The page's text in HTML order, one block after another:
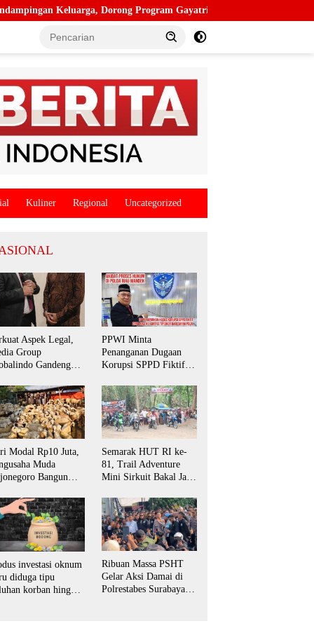
Dorong Program Gayatri dan Tekan Angka Anak Tidak Sekolah
Kuliner Regional Uncategorized
Aspek Legal,
Group
Gandeng
Biro Surabaya
PPWI Minta
Penanganan Dugaan
Korupsi SPPD Fiktif
Alih Aparat Penegak
Hukum Pusat
Modal Rp10 Juta,
Muda
Bangun
Pasar Jawa
Semarak HUT RI ke-
81, Trail Adventure
Mini Sirkuit Bakal Jaya
Otomotif di
Bojonegoro
investasi oknum
diduga tipu
korban hingga
Ribuan Massa PSHT
Gelar Aksi Damai di
Polrestabes Surabaya,